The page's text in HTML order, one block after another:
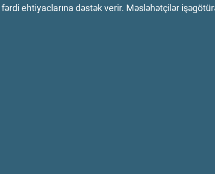
ehtiyaclarına dəstək verir. Məsləhətçilər